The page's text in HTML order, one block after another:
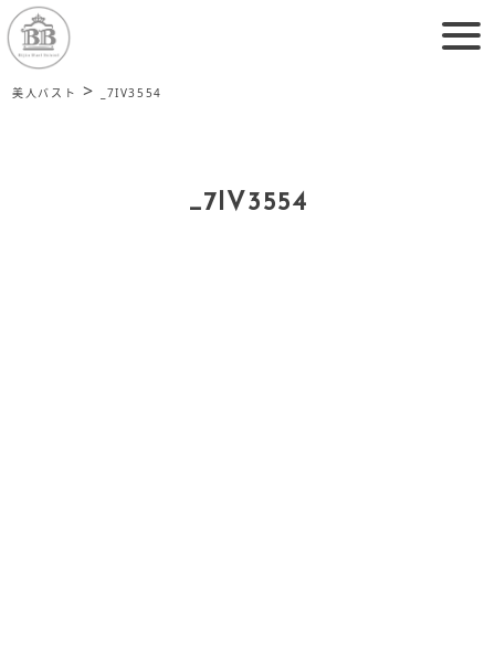
美人バスト > _7IV3554
_7IV3554